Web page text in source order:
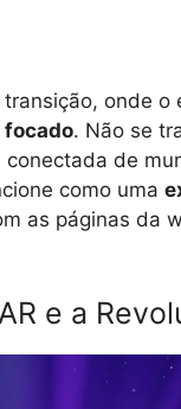
onde o
focado. Não se
de
como uma
as páginas da
e a